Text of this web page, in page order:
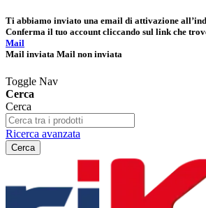
Ti abbiamo inviato una email di attivazione
Conferma il tuo account cliccando sul link che
Mail
Mail inviata Mail non inviata
Toggle Nav
Cerca
Cerca
Ricerca avanzata
Cerca